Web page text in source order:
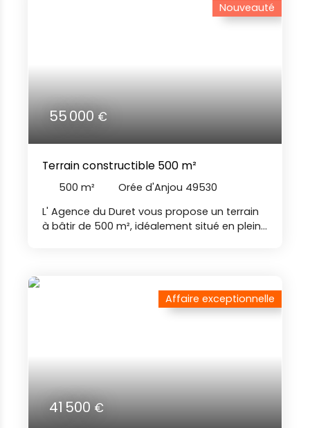
55 000€
Nouveauté
Terrain constructible 500 m²
500 m²
Orée d'Anjou 49530
L' Agence du Duret vous propose un terrain
à bâtir de 500 m², idéalement situé en plein
la gare d'ANCENIS-SAINT-GÉRÉON. Le terrain
est non viabilisé, mais les réseaux d’eau,
Duret sont joignables par téléphone du lundi
au samedi, de 8h00 à 19h00, sans
interruption. NIB
41 500€
Affaire exceptionnelle